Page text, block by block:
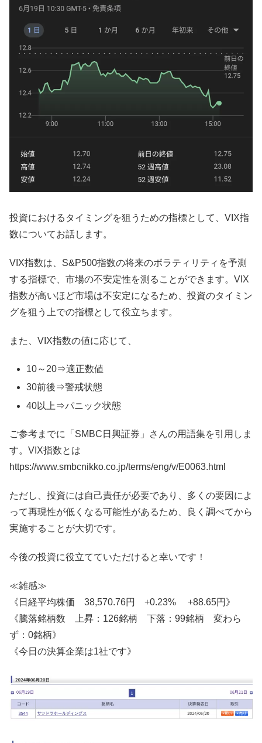
投資におけるタイミングを狙うための指標として、VIX指
数についてお話します。
VIX指数は、S&P500指数の将来のボラティリティを予測
する指標で、市場の不安定性を測ることができます。VIX
指数が高いほど市場は不安定になるため、投資のタイミン
グを狙う上での指標として役立ちます。
また、VIX指数の値に応じて、
10～20⇒適正数値
30前後⇒警戒状態
40以上⇒パニック状態
ご参考までに「SMBC日興証券」さんの用語集を引用しま
す。VIX指数とは
https://www.smbcnikko.co.jp/terms/eng/v/E0063.html
ただし、投資には自己責任が必要であり、多くの要因によ
って再現性が低くなる可能性があるため、良く調べてから
実施することが大切です。
今後の投資に役立てていただけると幸いです！
≪雑感≫
《日経平均株価 38,570.76円 +0.23% +88.65円》
《騰落銘柄数 上昇：126銘柄 下落：99銘柄 変わら
ず：0銘柄》
《今日の決算企業は1社です》